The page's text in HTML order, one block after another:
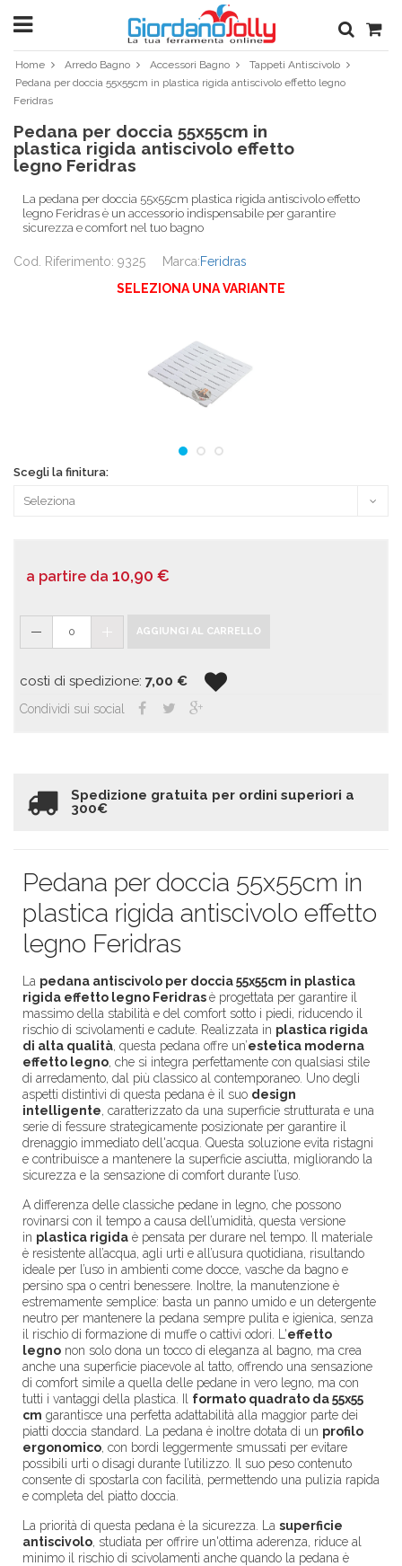
Home Arredo Bagno Accessori Bagno
Tappeti Antiscivolo
Pedana per doccia 55x55cm in plastica rigida antiscivolo effetto legno
Feridras
Pedana per doccia 55x55cm in
plastica rigida antiscivolo effetto
legno Feridras
La pedana per doccia 55x55cm plastica rigida antiscivolo effetto
legno Feridras è un accessorio indispensabile per garantire
sicurezza e comfort nel tuo bagno
Cod. Riferimento: 9325 Marca:Feridras
SELEZIONA UNA VARIANTE
Scegli la finitura:
a partire da 10,90 €
0 AGGIUNGI AL CARRELLO
costi di spedizione: 7,00 €
Condividi sui social
Spedizione gratuita per ordini superiori a
300€
Pedana per doccia 55x55cm in
plastica rigida antiscivolo effetto
legno Feridras
La pedana antiscivolo per doccia 55x55cm in plastica
rigida effetto legno Feridrasè progettata per garantire il
massimo della stabilità e del comfort sotto i piedi, riducendo il
rischio di scivolamenti e cadute. Realizzata in plastica rigida
di alta qualità, questa pedana offre un’estetica moderna
effetto legno, che si integra perfettamente con qualsiasi stile
di arredamento, dal più classico al contemporaneo. Uno degli
aspetti distintivi di questa pedana è il suo design
intelligente, caratterizzato da una superficie strutturata e una
serie di fessure strategicamente posizionate per garantire il
drenaggio immediato dell'acqua. Questa soluzione evita ristagni
e contribuisce a mantenere la superficie asciutta, migliorando la
sicurezza e la sensazione di comfort durante l’uso.
A differenza delle classiche pedane in legno, che possono
rovinarsi con il tempo a causa dell’umidità, questa versione
in plastica rigida è pensata per durare nel tempo. Il materiale
è resistente all’acqua, agli urti e all’usura quotidiana, risultando
ideale per l’uso in ambienti come docce, vasche da bagno e
persino spa o centri benessere. Inoltre, la manutenzione è
estremamente semplice: basta un panno umido e un detergente
neutro per mantenere la pedana sempre pulita e igienica, senza
il rischio di formazione di muffe o cattivi odori. L'effetto
legno non solo dona un tocco di eleganza al bagno, ma crea
anche una superficie piacevole al tatto, offrendo una sensazione
di comfort simile a quella delle pedane in vero legno, ma con
tutti i vantaggi della plastica. Il formato quadrato da 55x55
cm garantisce una perfetta adattabilità alla maggior parte dei
piatti doccia standard. La pedana è inoltre dotata di un profilo
ergonomico, con bordi leggermente smussati per evitare
possibili urti o disagi durante l’utilizzo. Il suo peso contenuto
consente di spostarla con facilità, permettendo una pulizia rapida
e completa del piatto doccia.
La priorità di questa pedana è la sicurezza. La superficie
antiscivolo, studiata per offrire un'ottima aderenza, riduce al
minimo il rischio di scivolamenti anche quando la pedana è